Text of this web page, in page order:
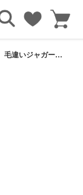
毛違いジャガードバスタオル